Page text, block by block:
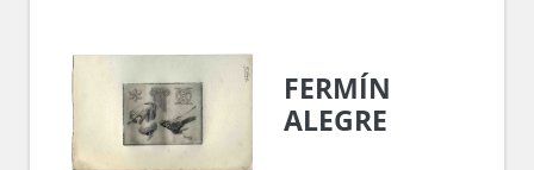
FERMÍN
ALEGRE